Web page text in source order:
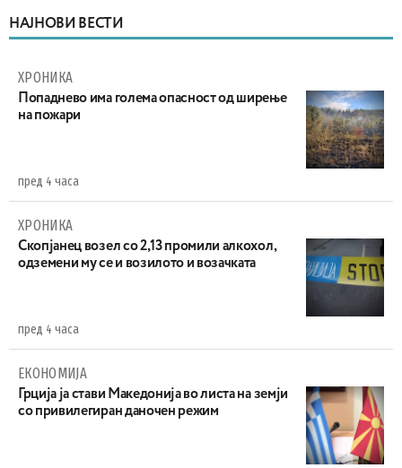
НАЈНОВИ ВЕСТИ
ХРОНИКА
Попаднево има голема опасност од ширење
на пожари
пред 4 часа
ХРОНИКА
Скопјанец возел со 2,13 промили алкохол,
одземени му се и возилото и возачката
пред 4 часа
ЕКОНОМИЈА
Грција ја стави Македонија во листа на земји
со привилегиран даночен режим